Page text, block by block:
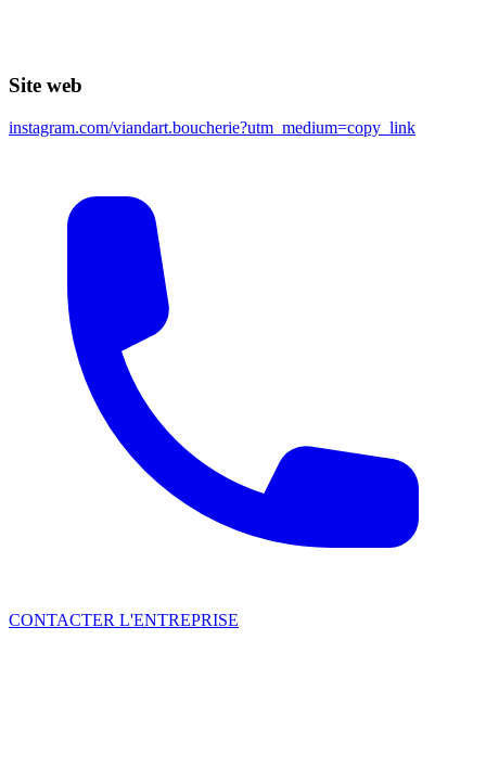
Site web
instagram.com/viandart.boucherie?utm_medium=copy_link
CONTACTER L'ENTREPRISE